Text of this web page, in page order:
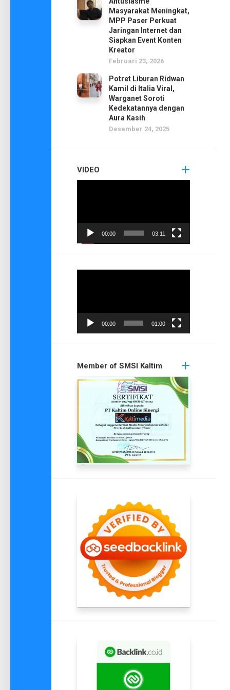
Masyarakat Meningkat,
MPP Paser Perkuat
Jaringan Internet dan
Siapkan Event Konten
Kreator
Februari 23, 2026
Potret Liburan Ridwan
Kamil di Italia Viral,
Warganet Soroti
Kedekatannya dengan
Aura Kasih
Desember 24, 2025
VIDEO
00:00 03:11
00:00 01:00
Member of SMSI Kaltim